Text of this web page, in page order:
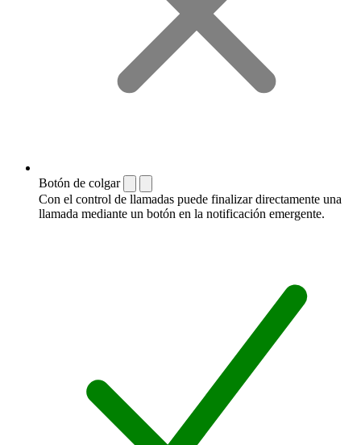
Botón de colgar
Con el control de llamadas puede finalizar directamente una
llamada mediante un botón en la notificación emergente.